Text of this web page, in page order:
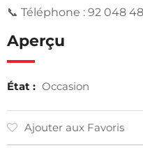
📞 Téléphone : 92 048
Aperçu
État : Occasion
Ajouter aux Favoris